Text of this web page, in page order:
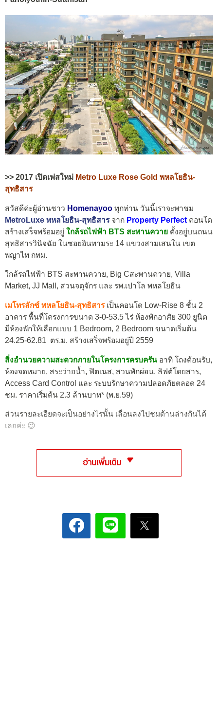
>> 2017 เปิดเฟสใหม่ Metro Luxe Rose Gold พหลโยธิน-
สุทธิสาร
สวัสดีค่ะผู้อ่านชาว Homenayoo ทุกท่าน วันนี้เราจะพาชม
MetroLuxe พหลโยธิน-สุทธิสารจาก Property Perfect คอนโด
สร้างเสร็จพร้อมอยู่ ใกล้รถไฟฟ้า BTS สะพานควาย ตั้งอยู่บนถนน
สุทธิสารวินิจฉัย ในซอยอินทามระ 14 แขวงสามเสนใน เขต
พญาไท กทม.
ใกล้รถไฟฟ้า BTS สะพานควาย, Big Cสะพานควาย, Villa
Market, JJ Mall, สวนจตุจักร และ รพ.เปาโล พหลโยธิน
เมโทรลักซ์ พหลโยธิน-สุทธิสารเป็นคอนโด Low-Rise 8 ชั้น 2
อาคาร พื้นที่โครงการขนาด 3-0-53.5 ไร่ ห้องพักอาศัย 300 ยูนิต
มีห้องพักให้เลือกแบบ 1 Bedroom, 2 Bedroom ขนาดเริ่มต้น
24.25-62.81 ตร.ม. สร้างเสร็จพร้อมอยู่ปี 2559
สิ่งอำนวยความสะดวกภายในโครงการครบครัน อาทิ โถงต้อนรับ,
ห้องจดหมาย, สระว่ายน้ำ, ฟิตเนส, สวนพักผ่อน, ลิฟต์โดยสาร,
Access Card Control และ ระบบรักษาความปลอดภัยตลอด 24
ชม. ราคาเริ่มต้น 2.3 ล้านบาท* (พ.ย.59)
ส่วนรายละเอียดจะเป็นอย่างไรนั้น เลื่อนลงไปชมด้านล่างกันได้
เลยค่ะ 😉
อ่านเพิ่มเติม